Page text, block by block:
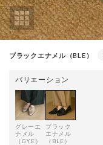
ブラックエナメル（BLE）
バリエーション
グレーエ
ナメル
（GYE）
ブラック
エナメル
（BLE）